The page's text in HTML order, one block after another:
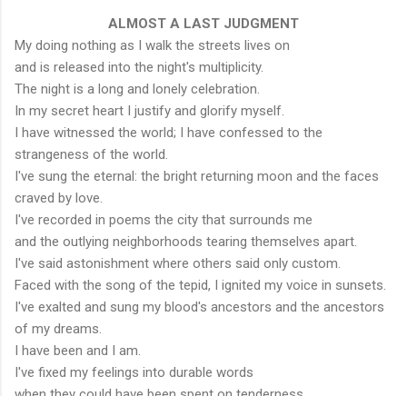
ALMOST A LAST JUDGMENT
My doing nothing as I walk the streets lives on
and is released into the night's multiplicity.
The night is a long and lonely celebration.
In my secret heart I justify and glorify myself.
I have witnessed the world; I have confessed to the
strangeness of the world.
I've sung the eternal: the bright returning moon and the faces
craved by love.
I've recorded in poems the city that surrounds me
and the outlying neighborhoods tearing themselves apart.
I've said astonishment where others said only custom.
Faced with the song of the tepid, I ignited my voice in sunsets.
I've exalted and sung my blood's ancestors and the ancestors
of my dreams.
I have been and I am.
I've fixed my feelings into durable words